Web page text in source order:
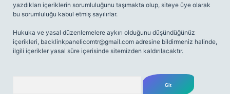
yazdıkları içeriklerin sorumluluğunu taşımakta olup, siteye üye olarak
bu sorumluluğu kabul etmiş sayılırlar.
Hukuka ve yasal düzenlemelere aykırı olduğunu düşündüğünüz
içerikleri, backlinkpanelicomtr@gmail.com adresine bildirmeniz halinde,
ilgili içerikler yasal süre içerisinde sitemizden kaldırılacaktır.